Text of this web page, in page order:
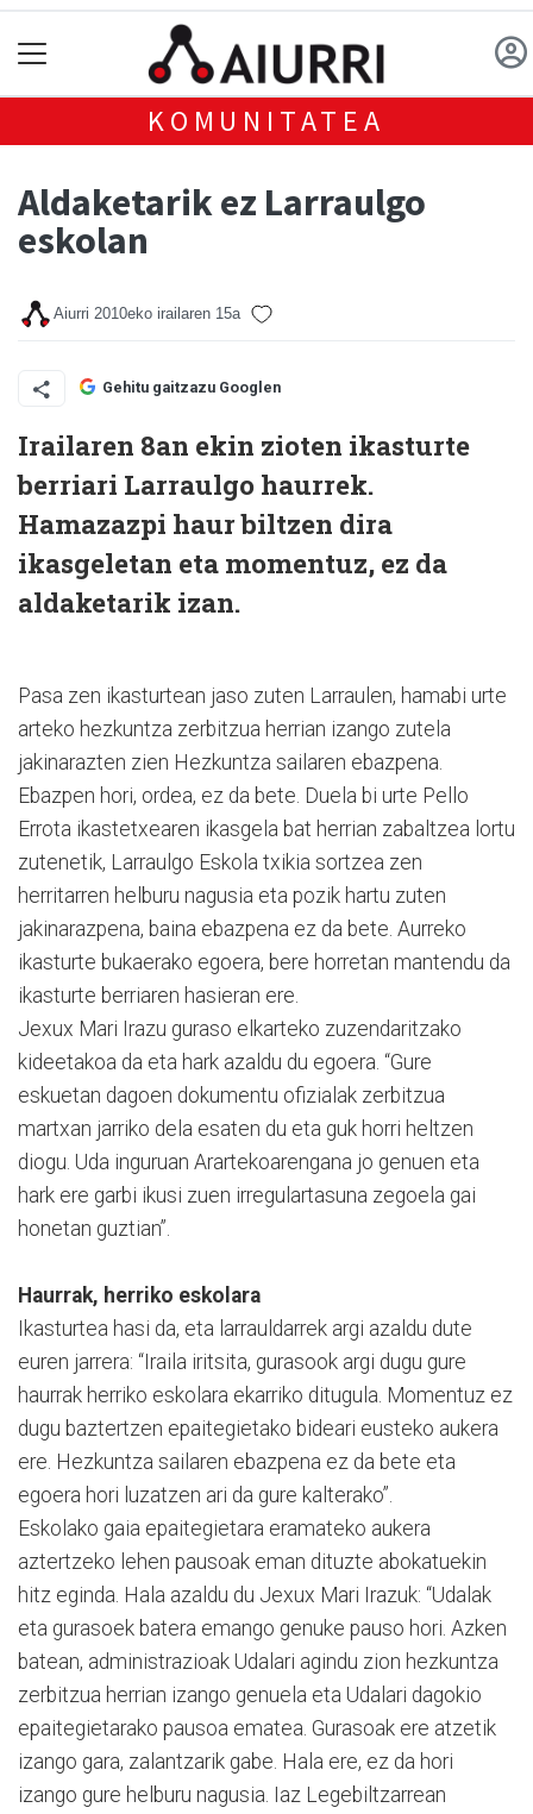
KOMUNITATEA
Aldaketarik ez Larraulgo
eskolan
Aiurri 2010eko irailaren 15a
Gehitu gaitzazu Googlen
Irailaren 8an ekin zioten ikasturte
berriari Larraulgo haurrek.
Hamazazpi haur biltzen dira
ikasgeletan eta momentuz, ez da
aldaketarik izan.
Pasa zen ikasturtean jaso zuten Larraulen, hamabi urte
arteko hezkuntza zerbitzua herrian izango zutela
jakinarazten zien Hezkuntza sailaren ebazpena.
Ebazpen hori, ordea, ez da bete. Duela bi urte Pello
Errota ikastetxearen ikasgela bat herrian zabaltzea lortu
zutenetik, Larraulgo Eskola txikia sortzea zen
herritarren helburu nagusia eta pozik hartu zuten
jakinarazpena, baina ebazpena ez da bete. Aurreko
ikasturte bukaerako egoera, bere horretan mantendu da
ikasturte berriaren hasieran ere.
Jexux Mari Irazu guraso elkarteko zuzendaritzako
kideetakoa da eta hark azaldu du egoera. “Gure
eskuetan dagoen dokumentu ofizialak zerbitzua
martxan jarriko dela esaten du eta guk horri heltzen
diogu. Uda inguruan Arartekoarengana jo genuen eta
hark ere garbi ikusi zuen irregulartasuna zegoela gai
honetan guztian”.
Haurrak, herriko eskolara
Ikasturtea hasi da, eta larrauldarrek argi azaldu dute
euren jarrera: “Iraila iritsita, gurasook argi dugu gure
haurrak herriko eskolara ekarriko ditugula. Momentuz ez
dugu baztertzen epaitegietako bideari eusteko aukera
ere. Hezkuntza sailaren ebazpena ez da bete eta
egoera hori luzatzen ari da gure kalterako”.
Eskolako gaia epaitegietara eramateko aukera
aztertzeko lehen pausoak eman dituzte abokatuekin
hitz eginda. Hala azaldu du Jexux Mari Irazuk: “Udalak
eta gurasoek batera emango genuke pauso hori. Azken
batean, administrazioak Udalari agindu zion hezkuntza
zerbitzua herrian izango genuela eta Udalari dagokio
epaitegietarako pausoa ematea. Gurasoak ere atzetik
izango gara, zalantzarik gabe. Hala ere, ez da hori
izango gure helburu nagusia. Iaz Legebiltzarrean